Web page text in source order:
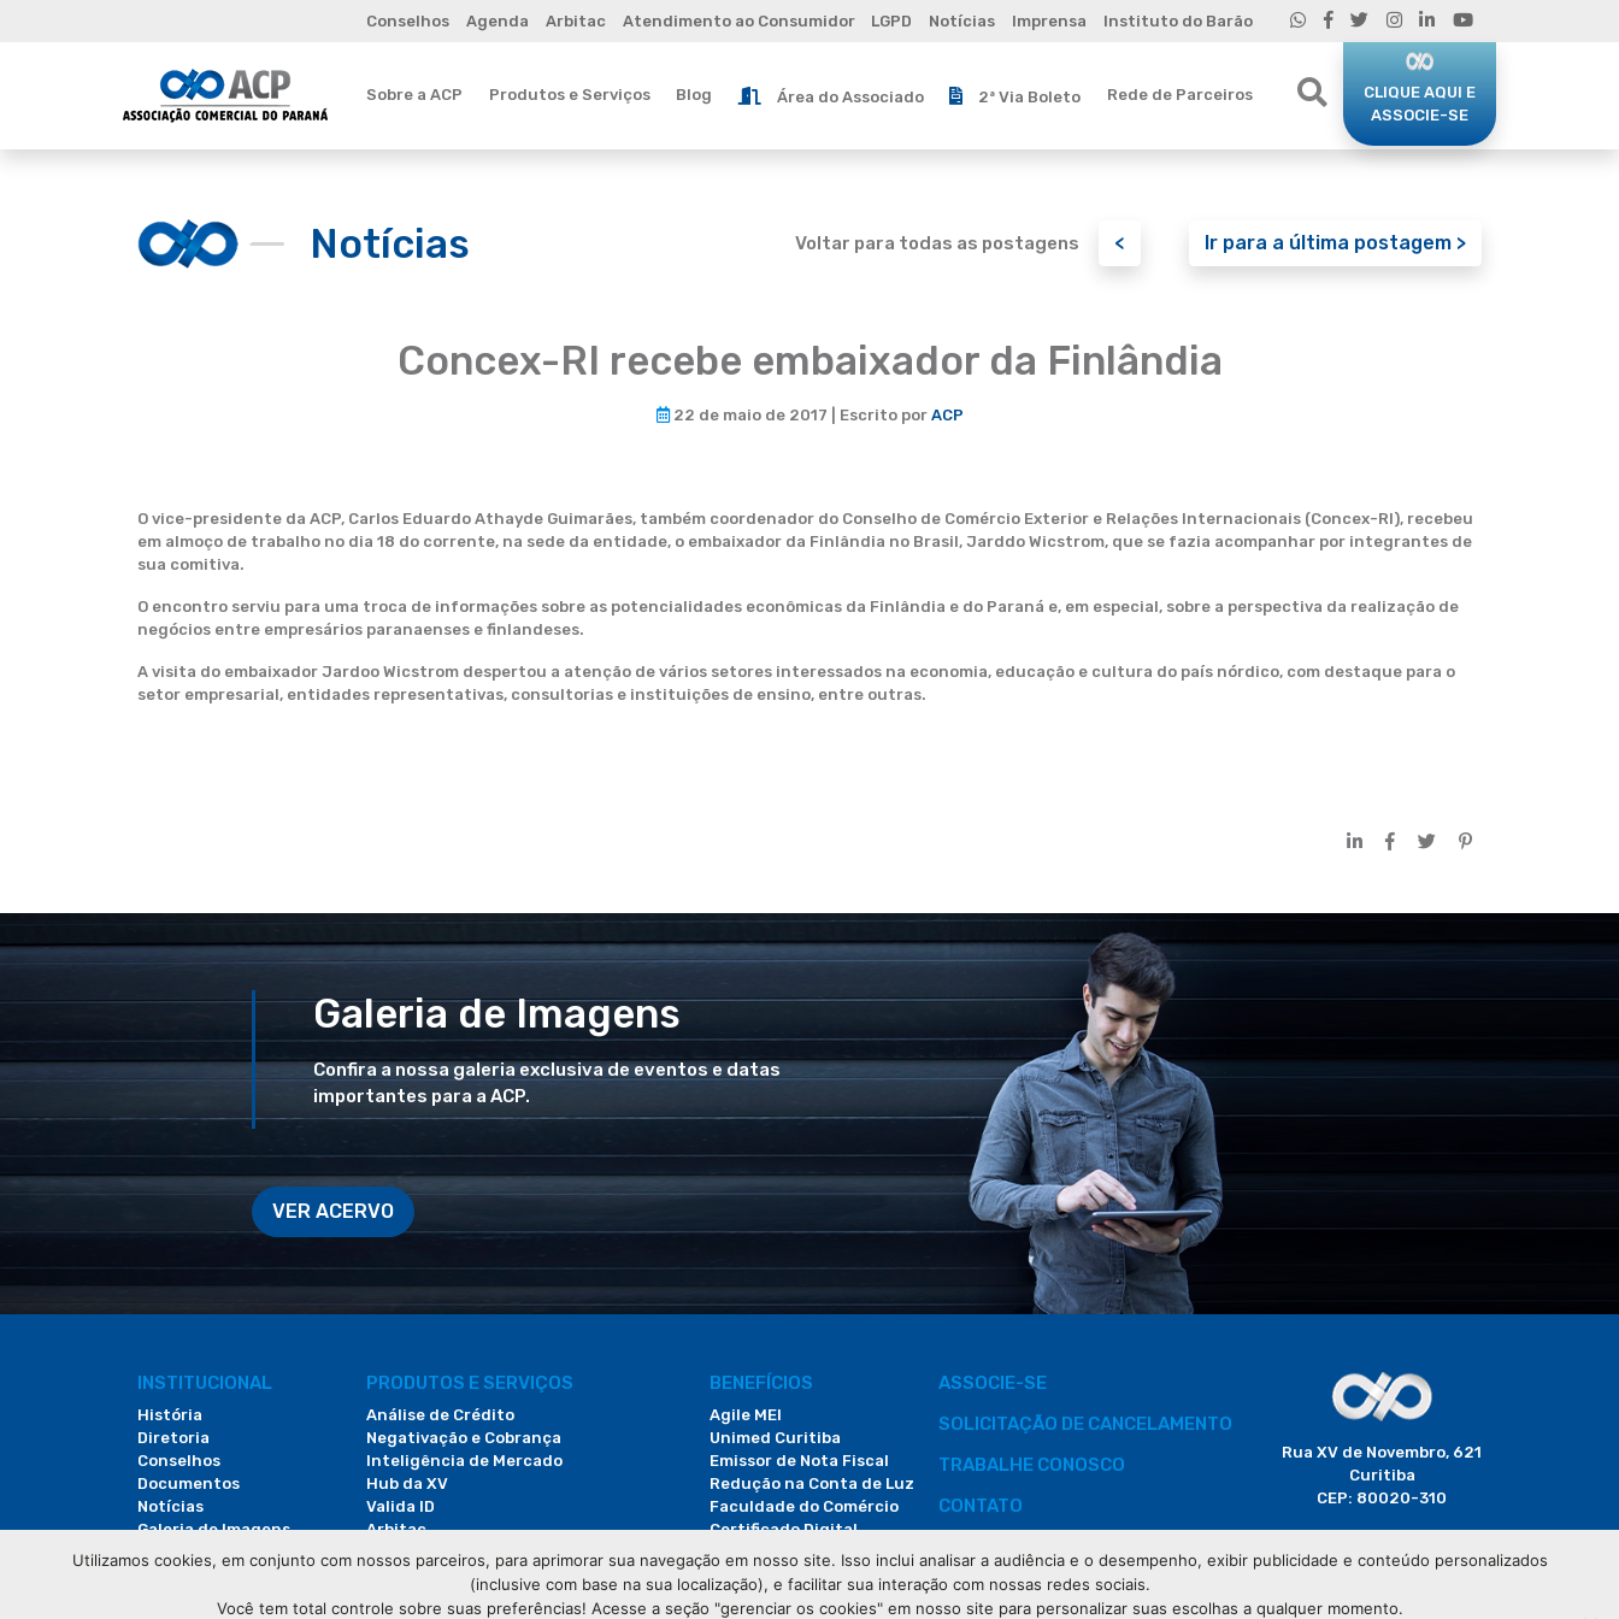
Conselhos Agenda Arbitac Atendimento ao Consumidor LGPD Notícias Imprensa Instituto do Barão
Sobre a ACP Produtos e Serviços Blog Área do Associado 2ª Via Boleto Rede de Parceiros
CLIQUE AQUI E
ASSOCIE-SE
Notícias Voltar para todas as postagens < Ir para a última postagem >
Concex-RI recebe embaixador da Finlândia
22 de maio de 2017 | Escrito por ACP
O vice-presidente da ACP, Carlos Eduardo Athayde Guimarães, também coordenador do Conselho de Comércio Exterior e Relações Internacionais (Concex-RI), recebeu
em almoço de trabalho no dia 18 do corrente, na sede da entidade, o embaixador da Finlândia no Brasil, Jarddo Wicstrom, que se fazia acompanhar por integrantes de
sua comitiva.
O encontro serviu para uma troca de informações sobre as potencialidades econômicas da Finlândia e do Paraná e, em especial, sobre a perspectiva da realização de
negócios entre empresários paranaenses e finlandeses.
A visita do embaixador Jardoo Wicstrom despertou a atenção de vários setores interessados na economia, educação e cultura do país nórdico, com destaque para o
setor empresarial, entidades representativas, consultorias e instituições de ensino, entre outras.
Galeria de Imagens
Confira a nossa galeria exclusiva de eventos e datas
importantes para a ACP.
VER ACERVO
INSTITUCIONAL
História
Diretoria
Conselhos
Documentos
Notícias
Galeria de Imagens
Revista do Comércio
PRODUTOS E SERVIÇOS
Análise de Crédito
Negativação e Cobrança
Inteligência de Mercado
Hub da XV
Valida ID
Arbitac
Locação de Espaços
BENEFÍCIOS
Agile MEI
Unimed Curitiba
Emissor de Nota Fiscal
Redução na Conta de Luz
Faculdade do Comércio
Certificado Digital
ASSOCIE-SE
SOLICITAÇÃO DE CANCELAMENTO
TRABALHE CONOSCO
CONTATO
DEMANDAS JUDICIAIS
Rua XV de Novembro, 621
Curitiba
CEP: 80020-310
(41) 3320-2929
Utilizamos cookies, em conjunto com nossos parceiros, para aprimorar sua navegação em nosso site. Isso inclui analisar a audiência e o desempenho, exibir publicidade e conteúdo personalizados
(inclusive com base na sua localização), e facilitar sua interação com nossas redes sociais.
Você tem total controle sobre suas preferências! Acesse a seção "gerenciar os cookies" em nosso site para personalizar suas escolhas a qualquer momento.